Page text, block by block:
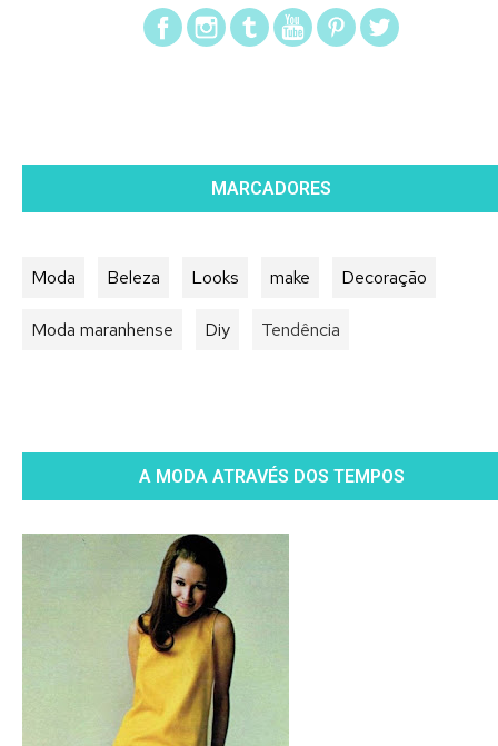
MARCADORES
Moda Beleza Looks make Decoração
Moda maranhense Diy Tendência
A MODA ATRAVÉS DOS TEMPOS